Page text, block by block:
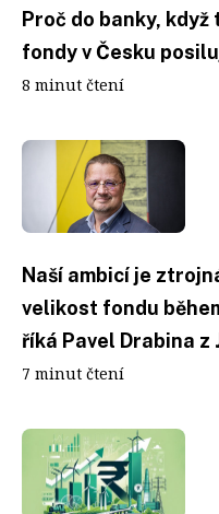
Proč do banky, když
fondy v Česku
8 minut čtení
Naší ambicí je
velikost fondu
říká Pavel Drabina
7 minut čtení